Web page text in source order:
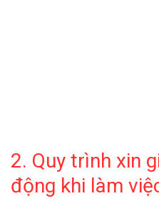
2. Quy trình xin
động khi làm